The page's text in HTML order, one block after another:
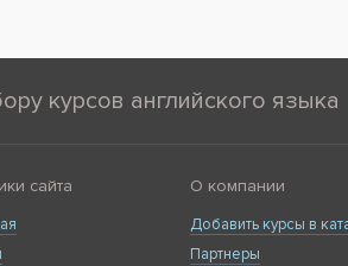
курсов английского языка
сайта О компании
Добавить курсы в
Партнеры